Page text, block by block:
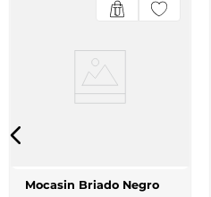
Mocasin Briado Negro